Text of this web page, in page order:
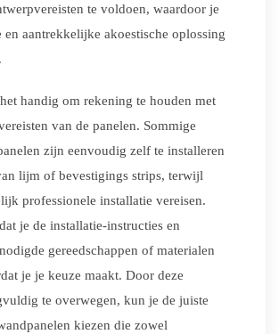
te voldoen, waardoor je
en aantrekkelijke akoestische oplossing
handig om rekening te houden met
van de panelen. Sommige
zijn eenvoudig zelf te installeren
lijm of bevestigings strips, terwijl
professionele installatie vereisen.
je de installatie-instructies en
gereedschappen of materialen
je je keuze maakt. Door deze
te overwegen, kun je de juiste
kiezen die zowel